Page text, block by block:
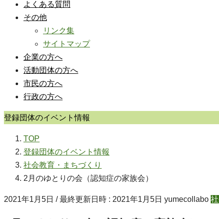
よくある質問
その他
リンク集
サイトマップ
企業の方へ
活動団体の方へ
市民の方へ
行政の方へ
登録団体のイベント情報
TOP
登録団体のイベント情報
社会教育・まちづくり
2月のゆとりの会（認知症の家族会）
2021年1月5日 / 最終更新日時 : 2021年1月5日 yumecollabo